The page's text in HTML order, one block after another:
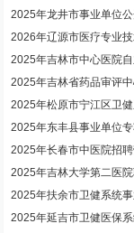
2025年龙井市事业单位
2026年辽源市医疗专业
2025年吉林市中心医院
2025年吉林省药品审评
2025年松原市宁江区卫
2025年东丰县事业单位
2025年长春市中医院招
2025年吉林大学第二医
2025年扶余市卫健系统
2025年延吉市卫健医保